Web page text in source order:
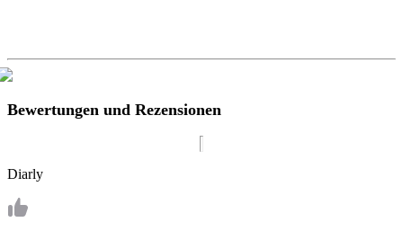
Bewertungen und Rezensionen
Diarly